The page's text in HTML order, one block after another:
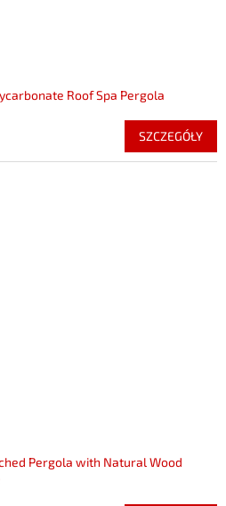
Roof Spa Pergola
SZCZEGÓŁY
Pergola with Natural Wood